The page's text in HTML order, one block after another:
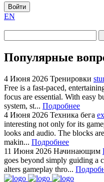
Войти
EN
Популярные
4 Июня 2026 Тренировки
Free is a fast-paced,
focus are essential. With easy
system, st... Подробнее
4 Июня 2026 Техника бега
interesting not only for its
looks and audio. The blocks
makin... Подробнее
11 Июня 2026 Начинающим
goes beyond simply guiding a
alters gameplay thro...